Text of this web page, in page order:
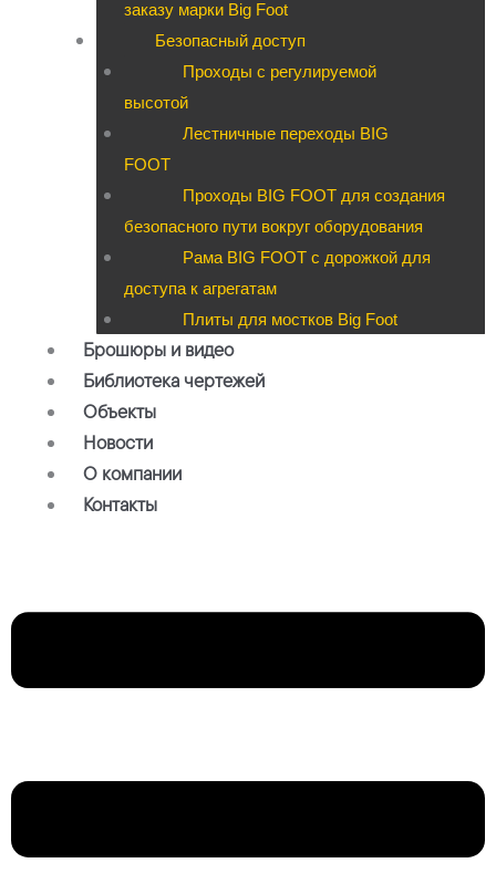
заказу марки Big Foot
Безопасный доступ
Проходы с регулируемой
высотой
Лестничные переходы BIG
FOOT
Проходы BIG FOOT для создания
безопасного пути вокруг оборудования
Рама BIG FOOT с дорожкой для
доступа к агрегатам
Плиты для мостков Big Foot
Брошюры и видео
Библиотека чертежей
Объекты
Новости
О компании
Контакты